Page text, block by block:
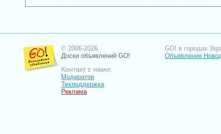
© 2006-2026
Доски объявлений GO!
Контакт с нами:
Модератор
Техподдержка
Реклама
GO! в городах
Объявления